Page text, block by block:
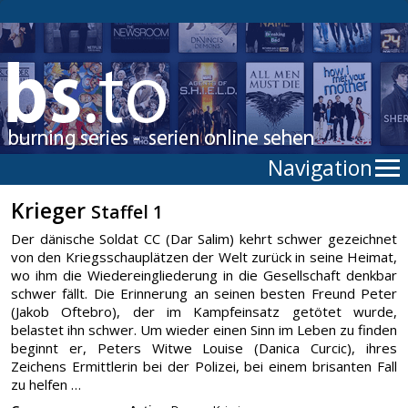
Navigation
Krieger Staffel 1
Der dänische Soldat CC (Dar Salim) kehrt schwer gezeichnet
von den Kriegsschauplätzen der Welt zurück in seine Heimat,
wo ihm die Wiedereingliederung in die Gesellschaft denkbar
schwer fällt. Die Erinnerung an seinen besten Freund Peter
(Jakob Oftebro), der im Kampfeinsatz getötet wurde,
belastet ihn schwer. Um wieder einen Sinn im Leben zu finden
beginnt er, Peters Witwe Louise (Danica Curcic), ihres
Zeichens Ermittlerin bei der Polizei, bei einem brisanten Fall
zu helfen …